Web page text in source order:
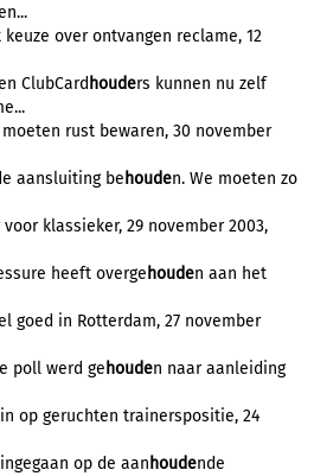
over ontvangen reclame, 12
ClubCard houders kunnen nu zelf
rust bewaren, 30 november
aansluiting be houden. We moeten zo
klassieker, 29 november 2003,
heeft overge houden aan het
goed in Rotterdam, 27 november
poll werd ge houden naar aanleiding
op geruchten trainerspositie, 24
op de aan houdende